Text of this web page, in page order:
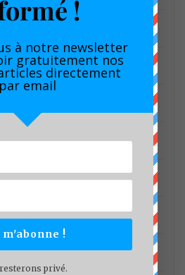
!
à notre newsletter
gratuitement nos
directement
par email
m'abonne !
privé.